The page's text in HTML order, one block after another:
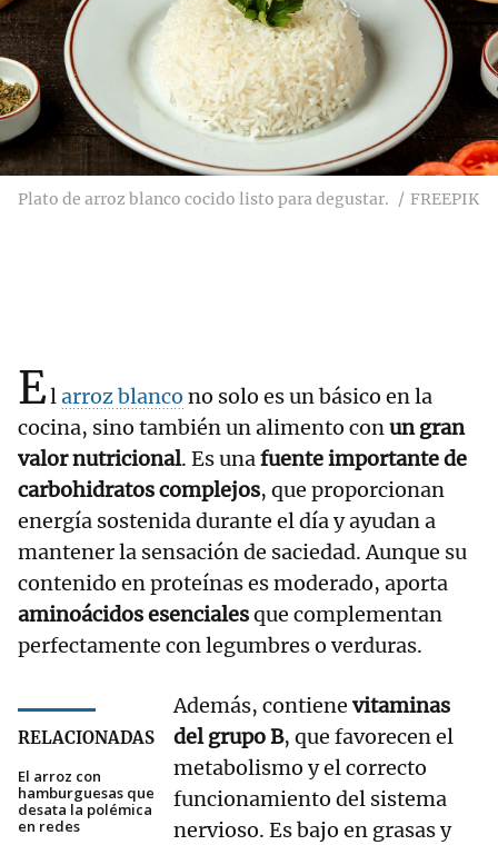
Plato de arroz blanco cocido listo para degustar. FREEPIK
Elarroz blanco no solo es un básico en la
cocina, sino también un alimento conun gran
valor nutricional. Es unafuente importante de
carbohidratos complejos, que proporcionan
energía sostenida durante el día y ayudan a
mantener la sensación de saciedad. Aunque su
contenido en proteínas es moderado, aporta
aminoácidos esencialesque complementan
perfectamente con legumbres o verduras.
RELACIONADAS
El arroz con
hamburguesas que
desata la polémica
en redes
Además, contiene vitaminas
del grupo B, que favorecen el
metabolismo y el correcto
funcionamiento del sistema
nervioso. Es bajo en grasas y